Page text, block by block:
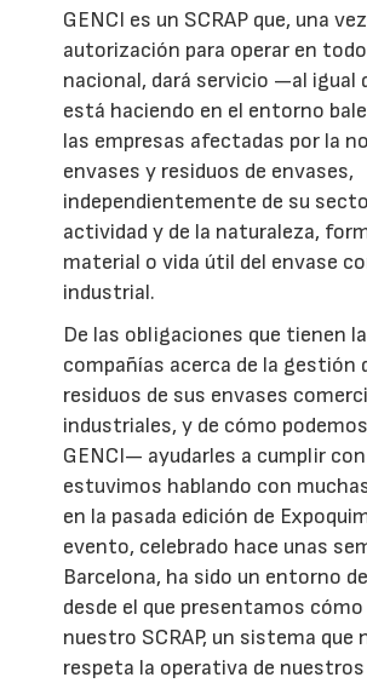
GENCI es un SCRAP que, una
autorización para operar en
nacional, dará servicio —al igual
está haciendo en el entorno
las empresas afectadas por la
envases y residuos de envases,
independientemente de su
actividad y de la naturaleza,
material o vida útil del envase
industrial.
De las obligaciones que tienen
compañías acerca de la gestión
residuos de sus envases
industriales, y de cómo
GENCI— ayudarles a cumplir
estuvimos hablando con
en la pasada edición de
evento, celebrado hace unas
Barcelona, ha sido un entorno
desde el que presentamos
nuestro SCRAP, un sistema que
respeta la operativa de